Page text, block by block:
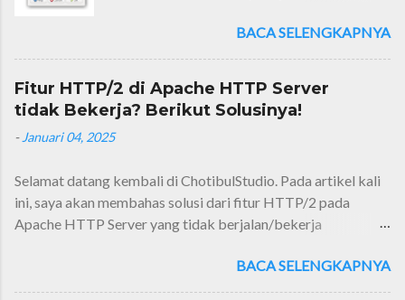
beragam. Ada lapres (laporan resmi, laporan
setelah melaksanakan praktikum), makalah
(laporan tugas mata kuliah akhir semester),
laporan magang/PKL (laporan setelah
mengerjakan praktik kerja lapangan) dan
yang terakhir adalah laporan skripsi.
BACA SELENGKAPNYA
Fitur HTTP/2 di Apache HTTP Server
tidak Bekerja? Berikut Solusinya!
-Januari 04, 2025
Selamat datang kembali di ChotibulStudio. Pada artikel kali
ini, saya akan membahas solusi dari fitur HTTP/2 pada
Apache HTTP Server yang tidak berjalan/bekerja
sekaligus menjadi revisi terbesar pada dunia World Wide
Web , setelah HTTP/1.1 atau HTTP versi pertama
BACA SELENGKAPNYA